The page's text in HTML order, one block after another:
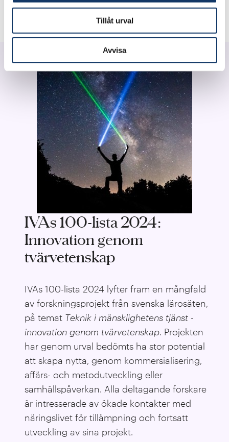
Tillåt urval
Avvisa
IVAs 100-lista 2024:
Innovation genom
tvärvetenskap
IVAs 100-lista 2024 lyfter fram en mångfald
av forskningsprojekt från svenska lärosäten,
på temat Teknik i mänsklighetens tjänst -
innovation genom tvärvetenskap. Projekten
har genom urval bedömts ha stor potential
att skapa nytta, genom kommersialisering,
affärs- och metodutveckling eller
samhällspåverkan. Alla deltagande forskare
är intresserade av ökade kontakter med
näringslivet för tillämpning och fortsatt
utveckling av sina projekt.